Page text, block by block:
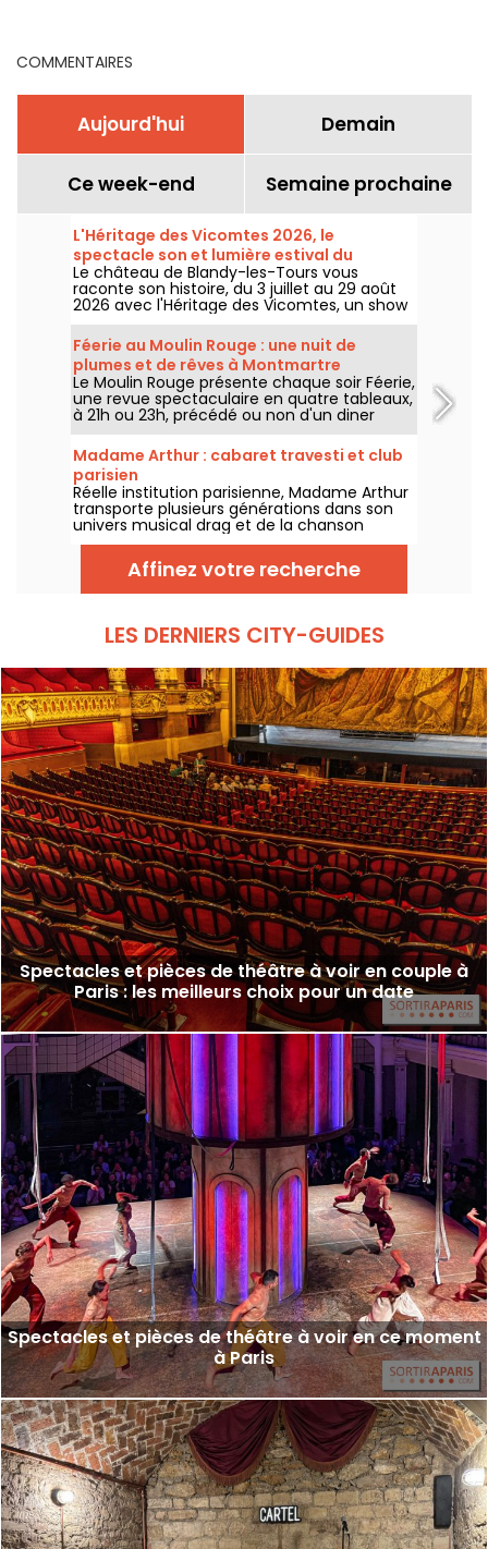
COMMENTAIRES
Aujourd'hui Demain
Ce week-end Semaine prochaine
L'Héritage des Vicomtes 2026, le
spectacle son et lumière estival du
château de Blandy-les-Tours
Le château de Blandy-les-Tours vous
raconte son histoire, du 3 juillet au 29 août
2026 avec l'Héritage des Vicomtes, un show
son et lumière pour traverser les siècles et
découvrir ce château médiéval. Nous
sommes allés à sa découverte, voici en
partie ce qui vous attend.
Féerie au Moulin Rouge : une nuit de
plumes et de rêves à Montmartre
Le Moulin Rouge présente chaque soir Féerie,
une revue spectaculaire en quatre tableaux,
à 21h ou 23h, précédé ou non d'un diner
imaginé par leur chef.
Madame Arthur : cabaret travesti et club
parisien
Réelle institution parisienne, Madame Arthur
transporte plusieurs générations dans son
univers musical drag et de la chanson
française !
Affinez votre recherche
LES DERNIERS CITY-GUIDES
Spectacles et pièces de théâtre à voir en couple à
Paris : les meilleurs choix pour un date
Spectacles et pièces de théâtre à voir en ce moment
à Paris